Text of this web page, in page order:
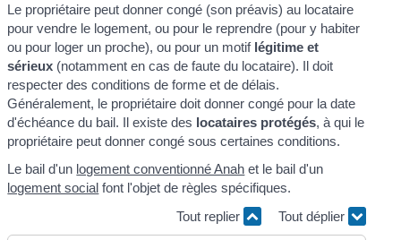
Le propriétaire peut donner congé (son préavis) au locataire
pour vendre le logement, ou pour le reprendre (pour y habiter
ou pour loger un proche), ou pour un motiflégitime et
sérieux (notamment en cas de faute du locataire). Il doit
respecter des conditions de forme et de délais.
Généralement, le propriétaire doit donner congé pour la date
d'échéance du bail. Il existe des locataires protégés, à qui le
propriétaire peut donner congé sous certaines conditions.
Le bail d'un logement conventionné Anah et le bail d'un
logement social font l'objet de règles spécifiques.
Tout replier
Tout déplier